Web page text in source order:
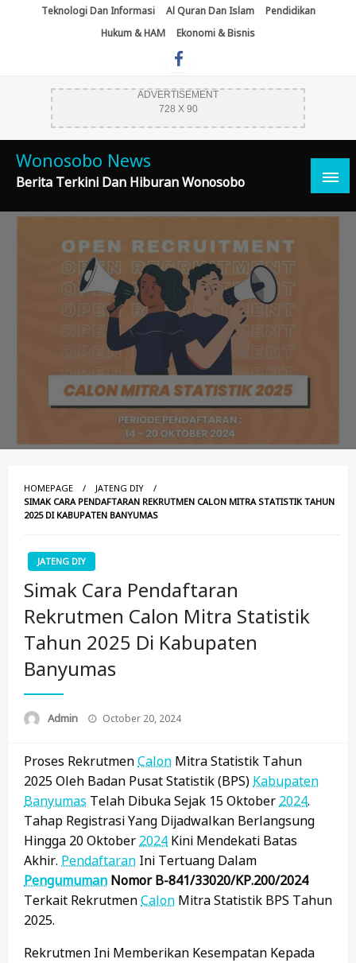
Teknologi Dan Informasi Al Quran Dan Islam
Pendidikan
Hukum & HAM
Ekonomi & Bisnis
ADVERTISEMENT
728 X 90
Wonosobo News
Berita Terkini Dan Hiburan Wonosobo
HOMEPAGE
JATENG DIY
SIMAK CARA PENDAFTARAN REKRUTMEN CALON MITRA STATISTIK TAHUN
2025 DI KABUPATEN BANYUMAS
JATENG DIY
Simak Cara Pendaftaran
Rekrutmen Calon Mitra Statistik
Tahun 2025 Di Kabupaten
Banyumas
Admin
Posted
October 20, 2024
Proses RekrutmenCalon Mitra Statistik Tahun
2025 Oleh Badan Pusat Statistik (BPS)Kabupaten
Banyumas Telah Dibuka Sejak 15 Oktober2024.
Tahap Registrasi Yang Dijadwalkan Berlangsung
Hingga 20 Oktober2024 Kini Mendekati Batas
Akhir. Pendaftaran Ini Tertuang Dalam
Pengumuman Nomor B-841/33020/KP.200/2024
Terkait RekrutmenCalon Mitra Statistik BPS Tahun
2025.
Rekrutmen Ini Memberikan Kesempatan Kepada